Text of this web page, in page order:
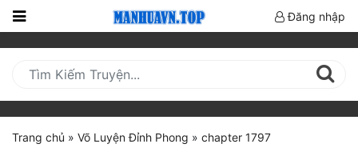
Nhật
Đăng nhập
Trang chủ » Võ Luyện Đỉnh Phong » chapter 1797